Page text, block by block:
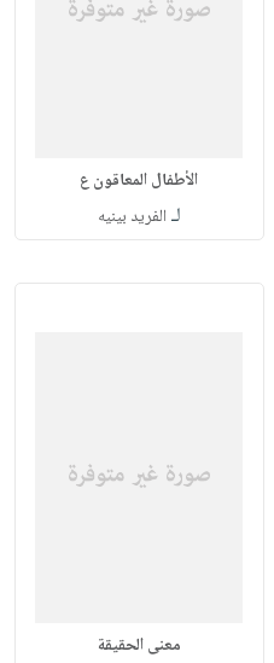
الأطفال المعاقون ع
لـ الفريد بينيه
معنى الحقيقة